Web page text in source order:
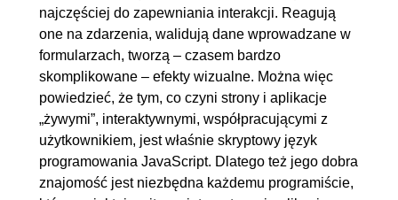
3.1. Metody na tablicach -
dodawanie i usuwanie
elementów
00:05:21
3.2. Metody na tablicach -
łączenie tablic, wycinanie
elementów
00:06:10
3.3. Metody na tablicach - sort,
join, filter
00:06:49
najczęściej do zapewniania interakcji. Reagują
one na zdarzenia, walidują dane wprowadzane w
formularzach, tworzą – czasem bardzo
skomplikowane – efekty wizualne. Można więc
powiedzieć, że tym, co czyni strony i aplikacje
„żywymi”, interaktywnymi, współpracującymi z
użytkownikiem, jest właśnie skryptowy język
programowania JavaScript. Dlatego też jego dobra
znajomość jest niezbędna każdemu programiście,